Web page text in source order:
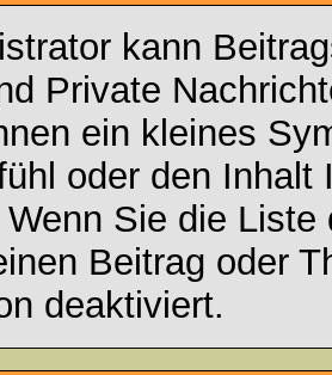
kann
Private
ein kleines
oder den
Sie die
Beitrag oder
deaktiviert.